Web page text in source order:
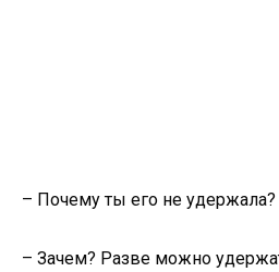
– Почему ты его не удержала?
– Зачем? Разве можно